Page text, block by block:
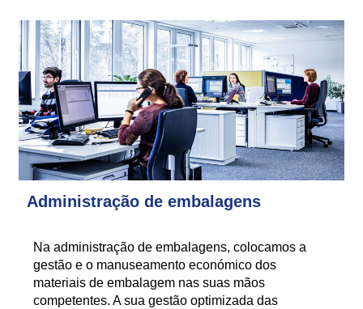
Administração de embalagens
Na administração de embalagens, colocamos a
gestão e o manuseamento económico dos
materiais de embalagem nas suas mãos
competentes. A sua gestão optimizada das